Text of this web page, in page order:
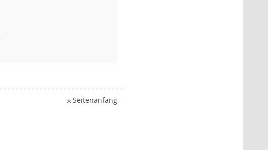
Seitenanfang